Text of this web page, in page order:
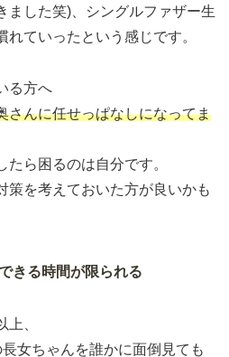
ました笑)、シングルファザー生
ていったという感じです。
る方へ
さんに任せっぱなしになってま
ら困るのは自分です。
策を考えておいた方が良いかも
きる時間が限られる
、
女ちゃんを誰かに面倒見ても